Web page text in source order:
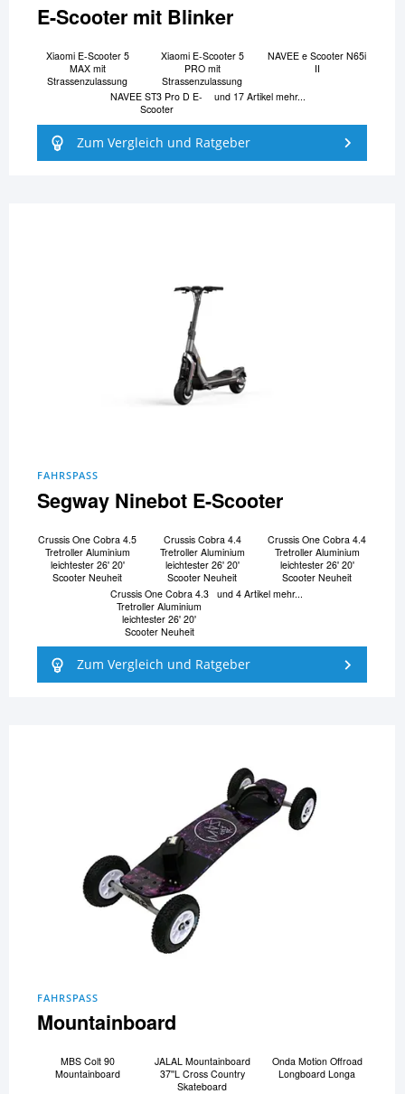
E-Scooter mit Blinker
Xiaomi E-Scooter 5
MAX mit
Strassenzulassung
Xiaomi E-Scooter 5
PRO mit
Strassenzulassung
NAVEE e Scooter N65i
II
NAVEE ST3 Pro D E-
Scooter
und 17 Artikel mehr...
Zum Vergleich und Ratgeber
FAHRSPASS
Segway Ninebot E-Scooter
Crussis One Cobra 4.5
Tretroller Aluminium
leichtester 26' 20'
Scooter Neuheit
Crussis Cobra 4.4
Tretroller Aluminium
leichtester 26' 20'
Scooter Neuheit
Crussis One Cobra 4.4
Tretroller Aluminium
leichtester 26' 20'
Scooter Neuheit
Crussis One Cobra 4.3
Tretroller Aluminium
leichtester 26' 20'
Scooter Neuheit
und 4 Artikel mehr...
Zum Vergleich und Ratgeber
FAHRSPASS
Mountainboard
MBS Colt 90
Mountainboard
JALAL Mountainboard
37''L Cross Country
Skateboard
Onda Motion Offroad
Longboard Longa